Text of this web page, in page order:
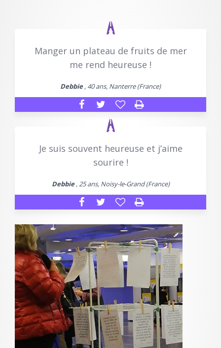
Manger un plateau de fruits de mer
me rend heureuse !
Debbie, 40 ans, Nanterre (France)
Je suis souvent heureuse et j’aime
sourire !
Debbie, 25 ans, Noisy-le-Grand (France)